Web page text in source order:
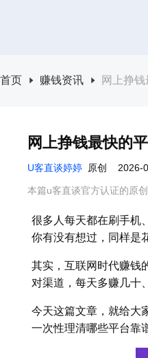
首页 赚钱资讯 网上挣
网上挣钱最快的
U客直谈婷婷 原创 2026-
本篇u客直谈官方认证的原
很多人每天都在刷手机
你有没有想过，同样是
其实，互联网时代赚钱
对渠道，每天多赚几十
今天这篇文章，就给大
一次性理清哪些平台靠